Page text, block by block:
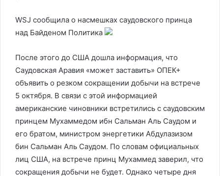
WSJ сообщила о насмешках саудовского принца
над Байденом Политика
После этого до США дошла информация, что
Саудовская Аравия «может заставить» ОПЕК+
объявить о резком сокращении добычи на встрече
5 октября. В связи с этой информацией
американские чиновники встретились с саудовским
принцем Мухаммедом ибн Сальман Аль Саудом и
его братом, министром энергетики Абдулазизом
бин Сальман Аль Саудом. По словам официальных
лиц США, на встрече принц Мухаммед заверил, что
сокращения добычи не будет. Однако четыре дня